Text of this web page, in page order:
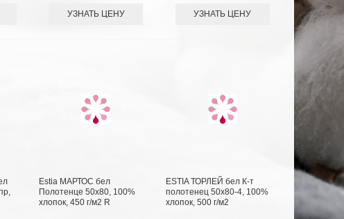
УЗНАТЬ ЦЕНУ УЗНАТЬ ЦЕНУ
Estia МАРТОС бел
Полотенце 50х80, 100%
хлопок, 450 г/м2 R
ESTIA ТОРЛЕЙ бел К-т
полотенец 50х80-4, 100%
хлопок, 500 г/м2